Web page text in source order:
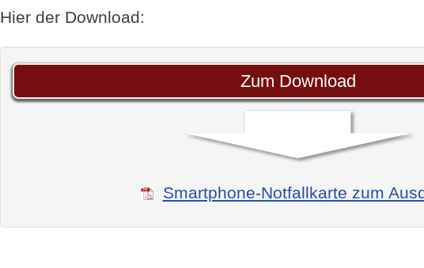
Hier der Download:
Zum Download
Smartphone-Notfallkarte zum